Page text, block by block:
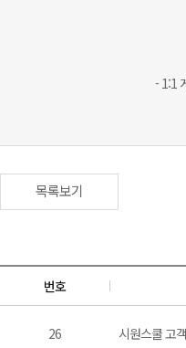
- 1:1
목록보기
번호
26 시원스쿨 고